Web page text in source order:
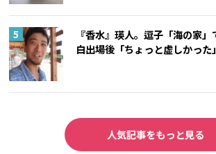
『香水』瑛人。逗子「海の家
白出場後「ちょっと虚しかった」
人気記事をもっと見る